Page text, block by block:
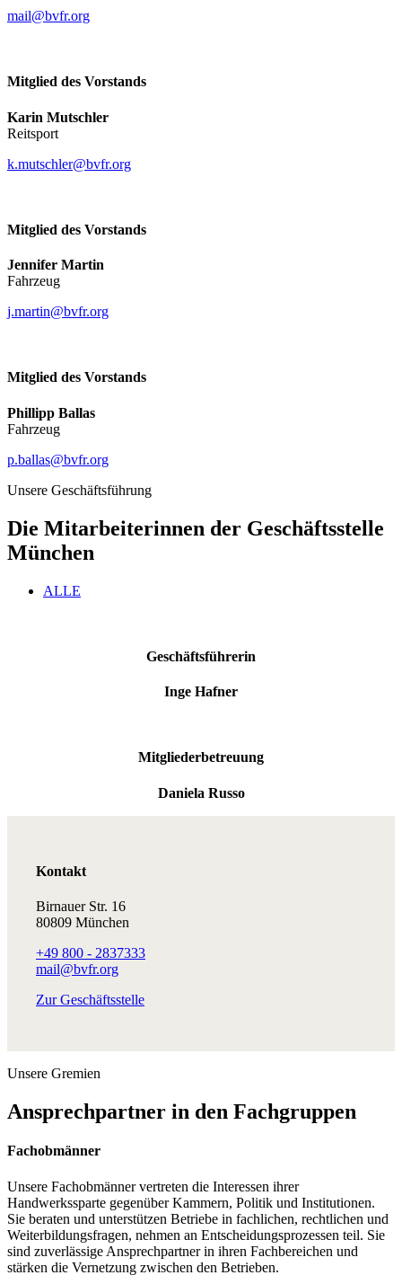
mail@bvfr.org
Mitglied des Vorstands
Karin Mutschler
Reitsport
k.mutschler@bvfr.org
Mitglied des Vorstands
Jennifer Martin
Fahrzeug
j.martin@bvfr.org
Mitglied des Vorstands
Phillipp Ballas
Fahrzeug
p.ballas@bvfr.org
Unsere Geschäftsführung
Die Mitarbeiterinnen der Geschäftsstelle
München
ALLE
Geschäftsführerin
Inge Hafner
Mitgliederbetreuung
Daniela Russo
Kontakt
Birnauer Str. 16
80809 München
+49 800 - 2837333
mail@bvfr.org
Zur Geschäftsstelle
Unsere Gremien
Ansprechpartner in den Fachgruppen
Fachobmänner
Unsere Fachobmänner vertreten die Interessen ihrer
Handwerkssparte gegenüber Kammern, Politik und Institutionen.
Sie beraten und unterstützen Betriebe in fachlichen, rechtlichen und
Weiterbildungsfragen, nehmen an Entscheidungsprozessen teil. Sie
sind zuverlässige Ansprechpartner in ihren Fachbereichen und
stärken die Vernetzung zwischen den Betrieben.